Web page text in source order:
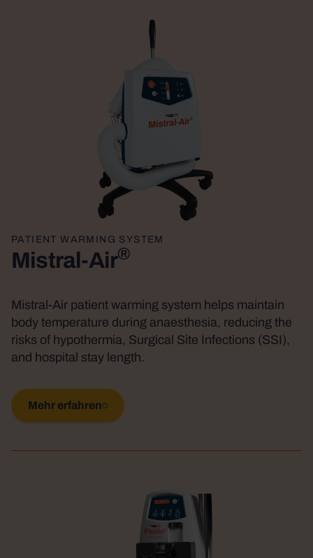
PATIENT WARMING SYSTEM
Mistral-Air®
Mistral-Air patient warming system helps maintain
body temperature during anaesthesia, reducing the
risks of hypothermia, Surgical Site Infections (SSI),
and hospital stay length.
Mehr erfahren